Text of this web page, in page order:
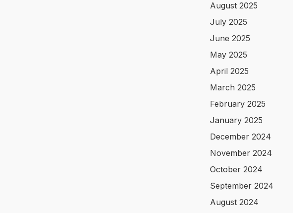
August 2025
July 2025
June 2025
May 2025
April 2025
March 2025
February 2025
January 2025
December 2024
November 2024
October 2024
September 2024
August 2024